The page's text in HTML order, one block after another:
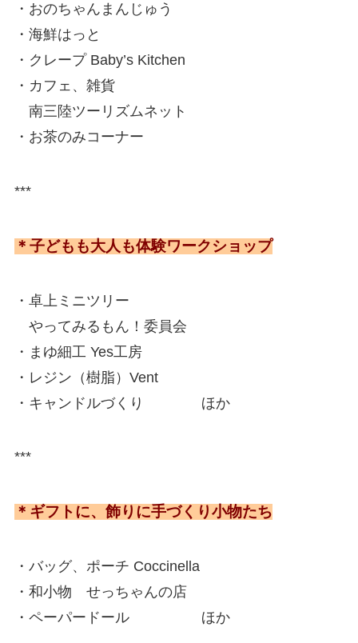
・おのちゃんまんじゅう
・海鮮はっと
・クレープ Baby’s Kitchen
・カフェ、雑貨
南三陸ツーリズムネット
・お茶のみコーナー
***
＊子どもも大人も体験ワークショップ
・卓上ミニツリー
やってみるもん！委員会
・まゆ細工 Yes工房
・レジン（樹脂）Vent
・キャンドルづくり ほか
***
＊ギフトに、飾りに手づくり小物たち
・バッグ、ポーチ Coccinella
・和小物 せっちゃんの店
・ペーパードール ほか